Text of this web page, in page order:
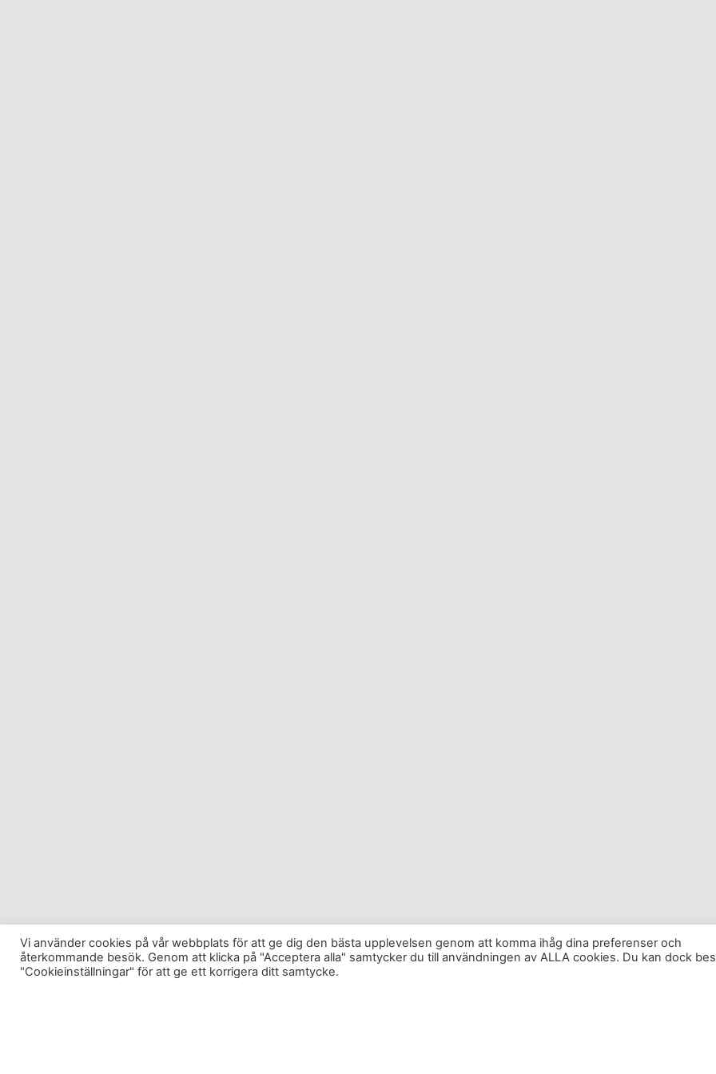
Vi använder cookies på vår webbplats för att ge dig den bästa upplevelsen genom att komma ihåg dina preferenser och
återkommande besök. Genom att klicka på "Acceptera alla" samtycker du till användningen av ALLA cookies. Du kan dock
"Cookieinställningar" för att ge ett korrigera ditt samtycke.